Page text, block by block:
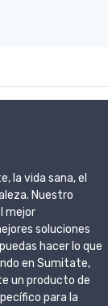
la vida sana, el
Nuestro
mejor
soluciones
hacer lo que
en Sumitate,
un producto de
para la